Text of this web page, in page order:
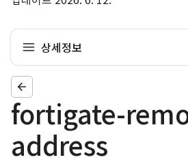
상세정보
fortigate-
address